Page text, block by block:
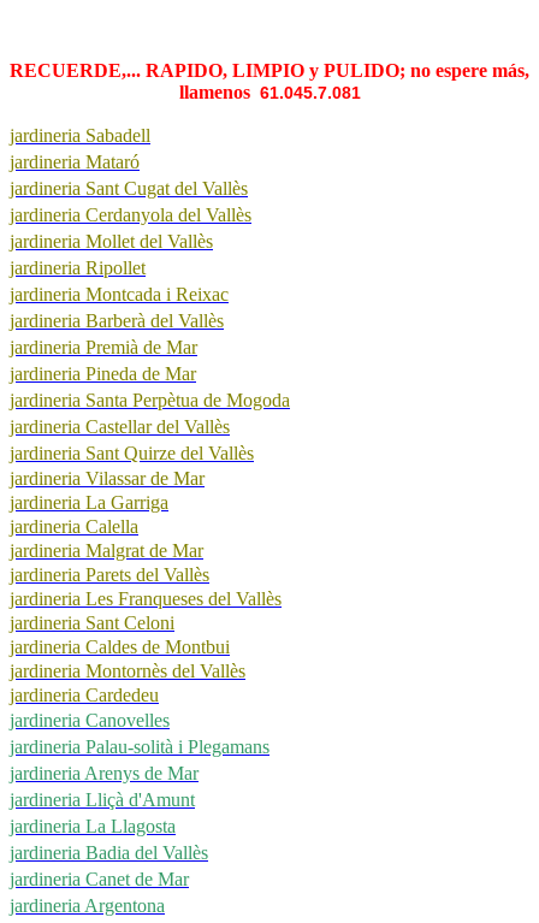
RECUERDE,... RAPIDO, LIMPIO y PULIDO; no espere más,
llamenos 61.045.7.081
jardineria Sabadell
jardineria Mataró
jardineria Sant Cugat del Vallès
jardineria Cerdanyola del Vallès
jardineria Mollet del Vallès
jardineria Ripollet
jardineria Montcada i Reixac
jardineria Barberà del Vallès
jardineria Premià de Mar
jardineria Pineda de Mar
jardineria Santa Perpètua de Mogoda
jardineria Castellar del Vallès
jardineria Sant Quirze del Vallès
jardineria Vilassar de Mar
jardineria La Garriga
jardineria Calella
jardineria Malgrat de Mar
jardineria Parets del Vallès
jardineria Les Franqueses del Vallès
jardineria Sant Celoni
jardineria Caldes de Montbui
jardineria Montornès del Vallès
jardineria Cardedeu
jardineria Canovelles
jardineria Palau-solità i Plegamans
jardineria Arenys de Mar
jardineria Lliçà d'Amunt
jardineria La Llagosta
jardineria Badia del Vallès
jardineria Canet de Mar
jardineria Argentona